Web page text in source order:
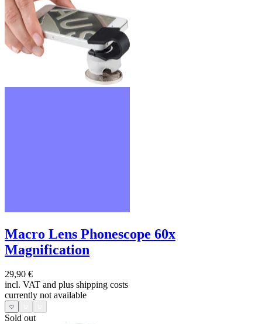
Macro Lens Phonescope 60x
Magnification
29,90 €
incl. VAT and plus shipping costs
currently not available
Sold out